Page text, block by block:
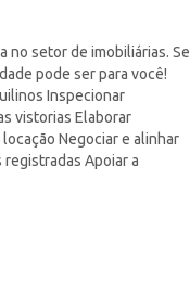
no setor de imobiliárias. Se
pode ser para você!
Inspecionar
vistorias Elaborar
Negociar e alinhar
Apoiar a